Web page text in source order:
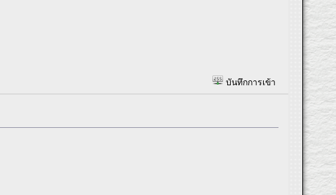
บันทึกการเข้า